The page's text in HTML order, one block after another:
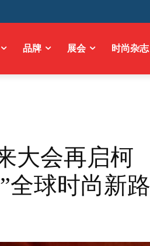
品牌 展会 时尚杂志
大会再启柯
全球时尚新路